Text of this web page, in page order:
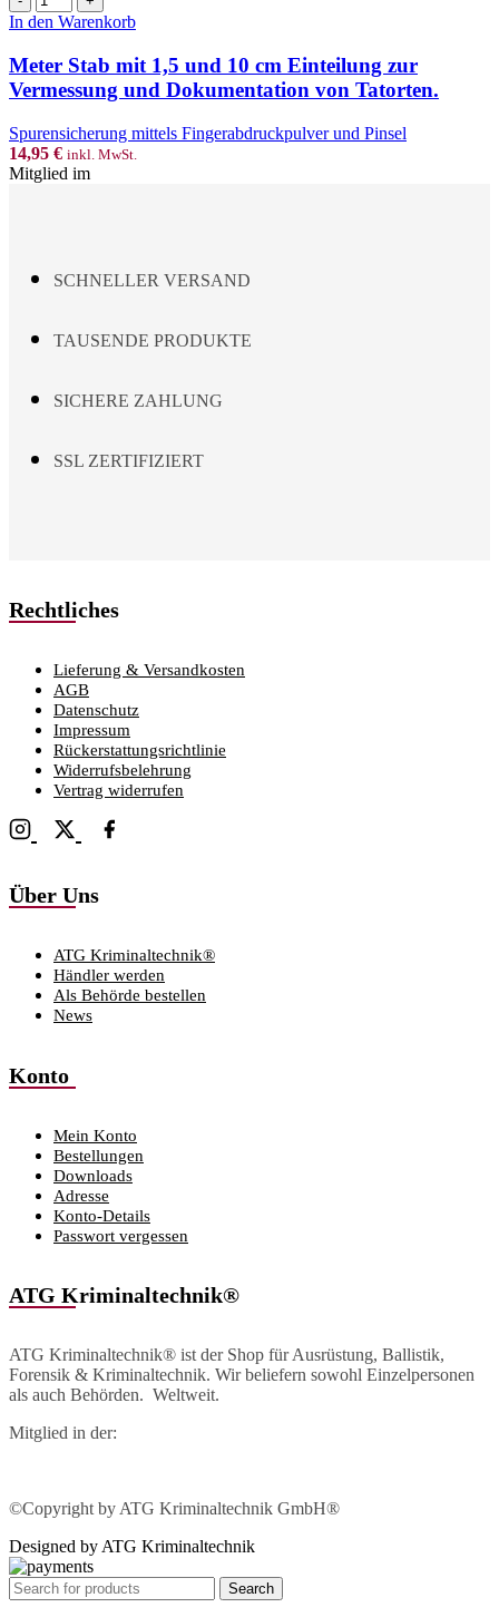
Stab
1,5
und
10
Einteilung
zur
Vermessung
Menge
In den Warenkorb
Meter Stab mit 1,5 und 10 cm Einteilung zur
Vermessung und Dokumentation von Tatorten.
Spurensicherung mittels Fingerabdruckpulver und Pinsel
14,95 € inkl. MwSt.
Mitglied im
SCHNELLER VERSAND
TAUSENDE PRODUKTE
SICHERE ZAHLUNG
SSL ZERTIFIZIERT
Rechtliches
Lieferung & Versandkosten
AGB
Datenschutz
Impressum
Rückerstattungsrichtlinie
Widerrufsbelehrung
Vertrag widerrufen
Über Uns
ATG Kriminaltechnik®
Händler werden
Als Behörde bestellen
News
Konto
Mein Konto
Bestellungen
Downloads
Adresse
Konto-Details
Passwort vergessen
ATG Kriminaltechnik®
ATG Kriminaltechnik® ist der Shop für Ausrüstung, Ballistik,
Forensik & Kriminaltechnik. Wir beliefern sowohl Einzelpersonen
als auch Behörden. Weltweit.
Mitglied in der:
©Copyright by ATG Kriminaltechnik GmbH®
Designed by ATG Kriminaltechnik
Search